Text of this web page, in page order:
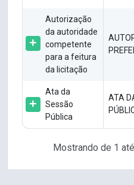
Autorização
da autoridade
competente
para a feitura
da licitação
Ata da
Sessão
Pública
ATA
Mostrando de 1